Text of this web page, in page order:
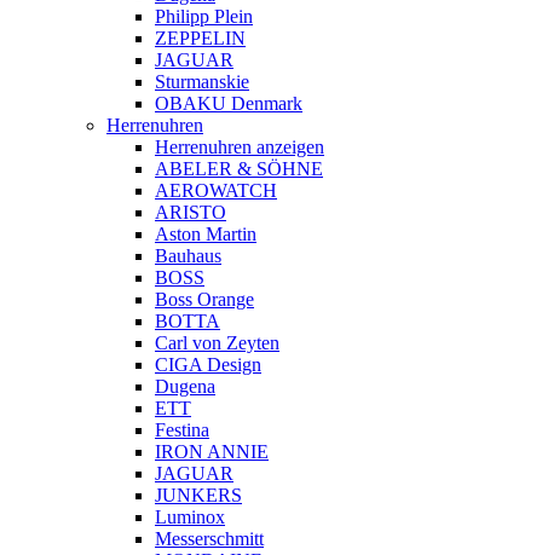
Philipp Plein
ZEPPELIN
JAGUAR
Sturmanskie
OBAKU Denmark
Herrenuhren
Herrenuhren anzeigen
ABELER & SÖHNE
AEROWATCH
ARISTO
Aston Martin
Bauhaus
BOSS
Boss Orange
BOTTA
Carl von Zeyten
CIGA Design
Dugena
ETT
Festina
IRON ANNIE
JAGUAR
JUNKERS
Luminox
Messerschmitt